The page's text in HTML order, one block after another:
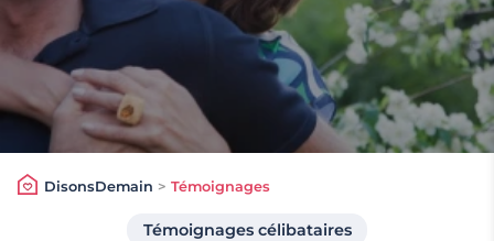
DisonsDemain > Témoignages
Témoignages célibataires